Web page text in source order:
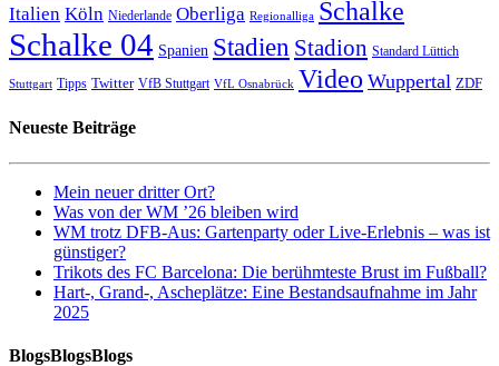
Italien Köln Niederlande Oberliga Regionalliga Schalke
Schalke 04 Spanien Stadien Stadion Standard Lüttich
Stuttgart Tipps Twitter VfB Stuttgart VfL Osnabrück Video Wuppertal ZDF
Neueste Beiträge
Mein neuer dritter Ort?
Was von der WM ’26 bleiben wird
WM trotz DFB-Aus: Gartenparty oder Live-Erlebnis – was ist
günstiger?
Trikots des FC Barcelona: Die berühmteste Brust im Fußball?
Hart-, Grand-, Ascheplätze: Eine Bestandsaufnahme im Jahr
2025
BlogsBlogsBlogs